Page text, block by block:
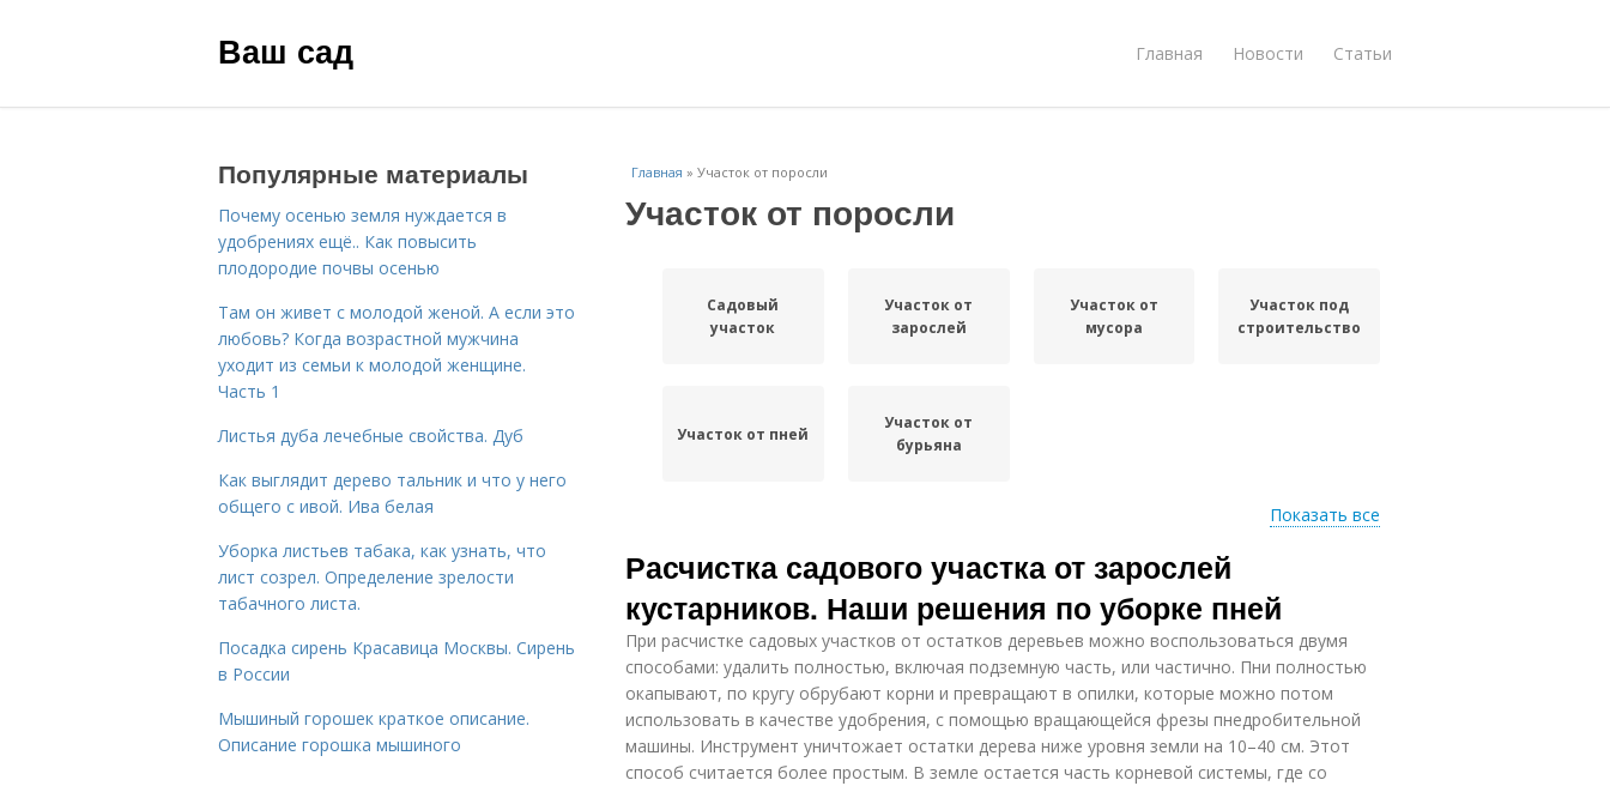
Ваш сад Главная Новости Статьи
Главная » Участок от поросли
Участок от поросли
Садовый
участок
Участок от
зарослей
Участок от
мусора
Участок под
строительство
Участок от пней
Участок от
бурьяна
Показать все
Расчистка садового участка от зарослей
кустарников. Наши решения по уборке пней
При расчистке садовых участков от остатков деревьев можно воспользоваться двумя
способами: удалить полностью, включая подземную часть, или частично. Пни полностью
окапывают, по кругу обрубают корни и превращают в опилки, которые можно потом
использовать в качестве удобрения, с помощью вращающейся фрезы пнедробительной
машины. Инструмент уничтожает остатки дерева ниже уровня земли на 10–40 см. Этот
способ считается более простым. В земле остается часть корневой системы, где со
Популярные материалы
Почему осенью земля нуждается в
удобрениях ещё.. Как повысить
плодородие почвы осенью
Там он живет с молодой женой. А если это
любовь? Когда возрастной мужчина
уходит из семьи к молодой женщине.
Часть 1
Листья дуба лечебные свойства. Дуб
Как выглядит дерево тальник и что у него
общего с ивой. Ива белая
Уборка листьев табака, как узнать, что
лист созрел. Определение зрелости
табачного листа.
Посадка сирень Красавица Москвы. Сирень
в России
Мышиный горошек краткое описание.
Описание горошка мышиного